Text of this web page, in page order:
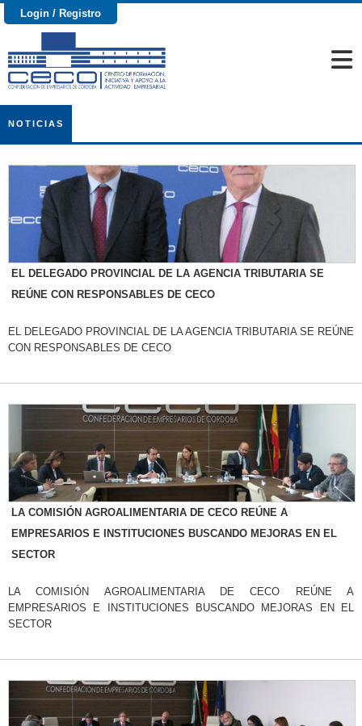
Login / Registro
NOTICIAS
EL DELEGADO PROVINCIAL DE LA AGENCIA TRIBUTARIA SE
REÚNE CON RESPONSABLES DE CECO
EL DELEGADO PROVINCIAL DE LA AGENCIA TRIBUTARIA SE REÚNE
CON RESPONSABLES DE CECO
LA COMISIÓN AGROALIMENTARIA DE CECO REÚNE A
EMPRESARIOS E INSTITUCIONES BUSCANDO MEJORAS EN EL
SECTOR
LA COMISIÓN AGROALIMENTARIA DE CECO REÚNE A
EMPRESARIOS E INSTITUCIONES BUSCANDO MEJORAS EN EL
SECTOR